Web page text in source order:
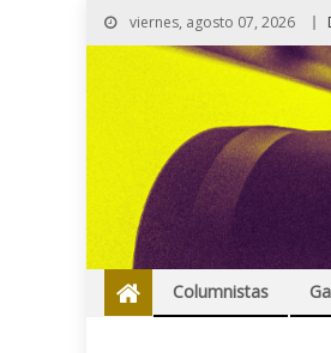
viernes, agosto 07, 2026
Columnistas